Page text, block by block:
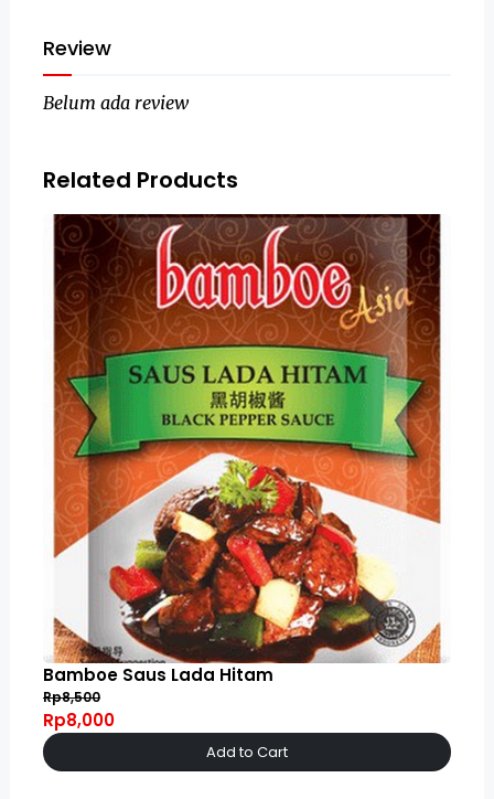
Review
Belum ada review
Related Products
Bamboe Saus Lada Hitam
Rp8,500
Rp8,000
Add to Cart